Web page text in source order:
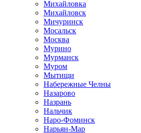
Михайловка
Михайловск
Мичуринск
Мосальск
Москва
Мурино
Мурманск
Муром
Мытищи
Набережные Челны
Назарово
Назрань
Нальчик
Наро-Фоминск
Нарьян-Мар